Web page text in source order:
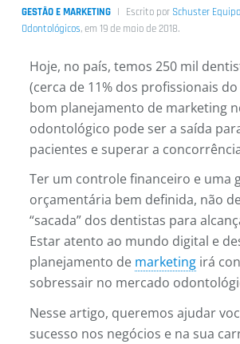
Entrevistas
Casos
GESTÃO E MARKETING Escrito por Schuster
Odontológicos, em 19 de maiode 2018.
Hoje, no país, temos 250 mil
(cerca de 11% dos profissionais
bom planejamento de marketing
odontológico pode ser a saída
pacientes e superar a
Ter um controle financeiro e uma
orçamentária bem definida, não
“sacada” dos dentistas para
Estar atento ao mundo digital e
planejamento de marketingirá
sobressair no mercado
Nesse artigo, queremos ajudar
sucesso nos negócios e na sua